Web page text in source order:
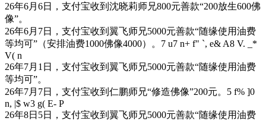
26年6月6日，支付宝收到沈晓莉师兄800元善款“200放生600佛
像”。
26年6月7日，支付宝收到翼飞师兄5000元善款“随缘使用油费
等均可”（安排油费1000佛像4000）。 7 u7 n+ f" `, e& A8 V. _*
V( n
26年7月1日，支付宝收到翼飞师兄5000元善款“随缘使用油费
等均可”。
26年7月7日，支付宝收到仁鹏师兄“修造佛像”200元。 5 f% ]0
n, |$ w3 g( E- P
26年8日5日，支付宝收到翼飞师兄5000元善款“随缘使用油费